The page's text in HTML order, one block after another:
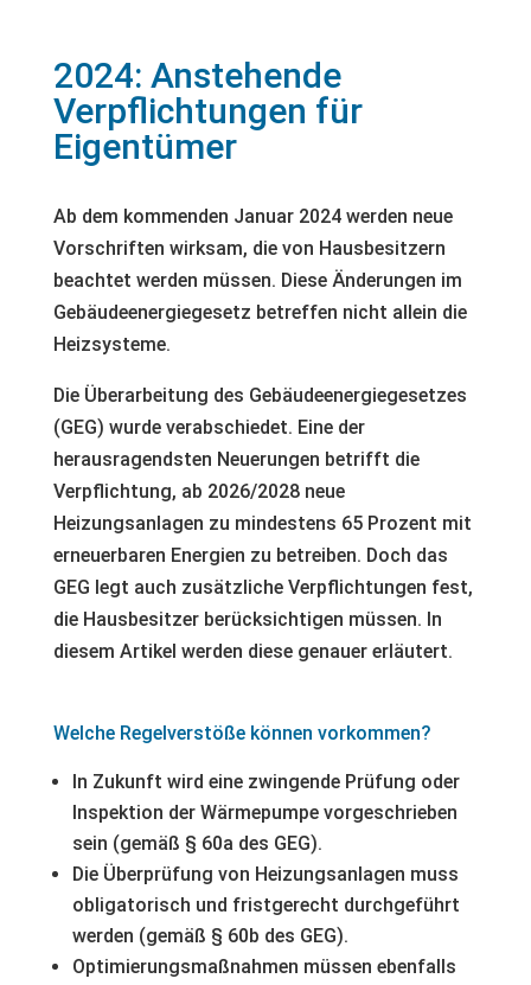
2024: Anstehende
Verpflichtungen für
Eigentümer
Ab dem kommenden Januar 2024 werden neue
Vorschriften wirksam, die von Hausbesitzern
beachtet werden müssen. Diese Änderungen im
Gebäudeenergiegesetz betreffen nicht allein die
Heizsysteme.
Die Überarbeitung des Gebäudeenergiegesetzes
(GEG) wurde verabschiedet. Eine der
herausragendsten Neuerungen betrifft die
Verpflichtung, ab 2026/2028 neue
Heizungsanlagen zu mindestens 65 Prozent mit
erneuerbaren Energien zu betreiben. Doch das
GEG legt auch zusätzliche Verpflichtungen fest,
die Hausbesitzer berücksichtigen müssen. In
diesem Artikel werden diese genauer erläutert.
Welche Regelverstöße können vorkommen?
In Zukunft wird eine zwingende Prüfung oder
Inspektion der Wärmepumpe vorgeschrieben
sein (gemäß § 60a des GEG).
Die Überprüfung von Heizungsanlagen muss
obligatorisch und fristgerecht durchgeführt
werden (gemäß § 60b des GEG).
Optimierungsmaßnahmen müssen ebenfalls